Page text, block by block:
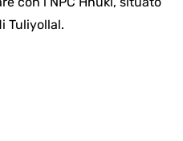
Tuliyollal.